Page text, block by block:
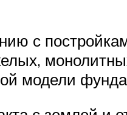
с
модели